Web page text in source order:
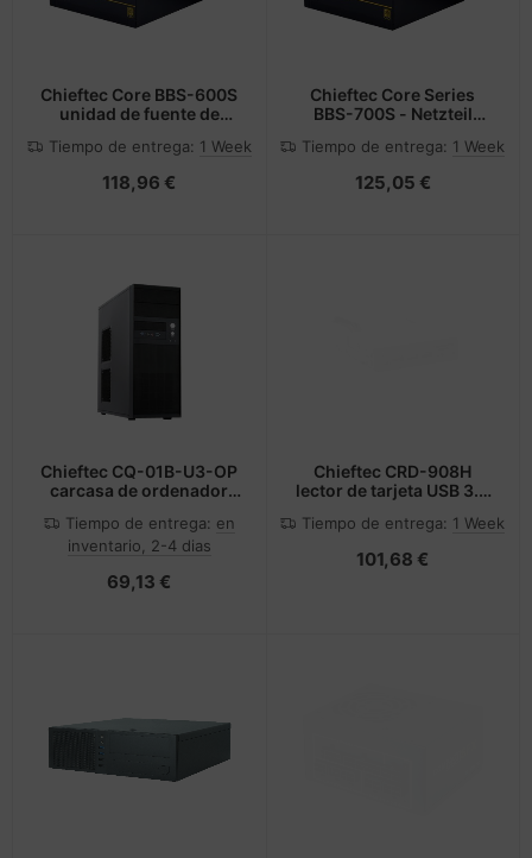
Chieftec Core BBS-600S
unidad de fuente de
pin ATX PS/2 Negro
Tiempo de entrega: 1 Week
118,96 €
Chieftec Core Series
BBS-700S - Netzteil
Tiempo de entrega: 1 Week
125,05 €
Chieftec CQ-01B-U3-OP
carcasa de ordenador
Tiempo de entrega: en
inventario, 2-4 dias
69,13 €
Chieftec CRD-908H
lector de tarjeta USB 3.2
Negro
Tiempo de entrega: 1 Week
101,68 €